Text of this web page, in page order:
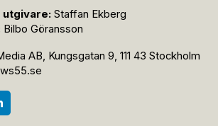
utgivare: Staffan Ekberg
Bilbo Göransson
AB, Kungsgatan 9, 111 43 Stockholm